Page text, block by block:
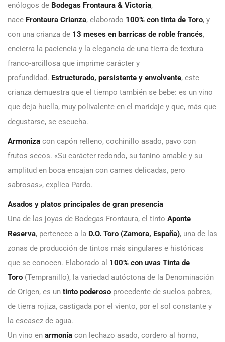
enólogos de Bodegas Frontaura & Victoria,
nace Frontaura Crianza, elaborado 100% con tinta de Toro, y
con una crianza de 13 meses en barricas de roble francés,
encierra la paciencia y la elegancia de una tierra de textura
franco-arcillosa que imprime carácter y
profundidad. Estructurado, persistente y envolvente, este
crianza demuestra que el tiempo también se bebe: es un vino
que deja huella, muy polivalente en el maridaje y que, más que
degustarse, se escucha.
Armoniza con capón relleno, cochinillo asado, pavo con
frutos secos. «Su carácter redondo, su tanino amable y su
amplitud en boca encajan con carnes delicadas, pero
sabrosas», explica Pardo.
Asados y platos principales de gran presencia
Una de las joyas de Bodegas Frontaura, el tinto Aponte
Reserva, pertenece a la D.O. Toro (Zamora, España), una de las
zonas de producción de tintos más singulares e históricas
que se conocen. Elaborado al 100% con uvas Tinta de
Toro (Tempranillo), la variedad autóctona de la Denominación
de Origen, es un tinto poderoso procedente de suelos pobres,
de tierra rojiza, castigada por el viento, por el sol constante y
la escasez de agua.
Un vino en armonía con lechazo asado, cordero al horno,